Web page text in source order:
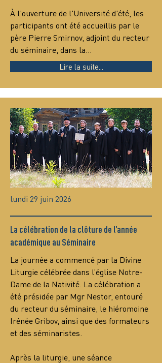
À l'ouverture de l'Université d'été, les
participants ont été accueillis par le
père Pierre Smirnov, adjoint du recteur
du séminaire, dans la…
Lire la suite...
lundi 29 juin 2026
La célébration de la clôture de l’année
académique au Séminaire
La journée a commencé par la Divine
Liturgie célébrée dans l’église Notre-
Dame de la Nativité. La célébration a
été présidée par Mgr Nestor, entouré
du recteur du séminaire, le hiéromoine
Irénée Gribov, ainsi que des formateurs
et des séminaristes.
Après la liturgie, une séance